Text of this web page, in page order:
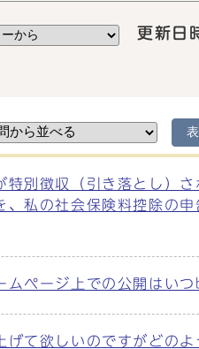
更新日
別徴収（引き落とし）
私の社会保険料控除の申
ページ上での公開はいつ
て欲しいのですがどのよ